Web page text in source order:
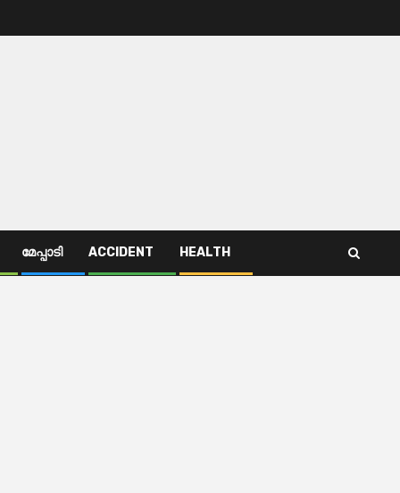
മേപ്പാടി ACCIDENT HEALTH